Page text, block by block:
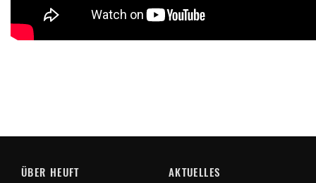
ÜBER HEUFT AKTUELLES